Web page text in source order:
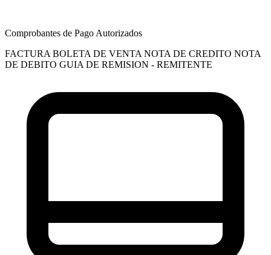
Comprobantes de Pago Autorizados
FACTURA BOLETA DE VENTA NOTA DE CREDITO NOTA
DE DEBITO GUIA DE REMISION - REMITENTE